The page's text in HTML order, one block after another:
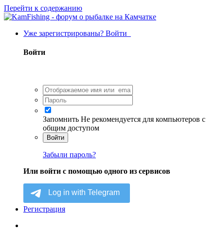
Перейти к содержанию
Уже зарегистрированы? Войти
Войти
Запомнить Не рекомендуется для компьютеров с
общим доступом
Войти
Забыли пароль?
Или войти с помощью одного из сервисов
Регистрация